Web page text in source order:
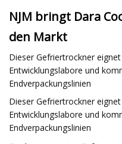
NJM bringt Dara
den Markt
Dieser Gefriertrockner
Entwicklungslabore und
Endverpackungslinien
Dieser Gefriertrockner
Entwicklungslabore und
Endverpackungslinien